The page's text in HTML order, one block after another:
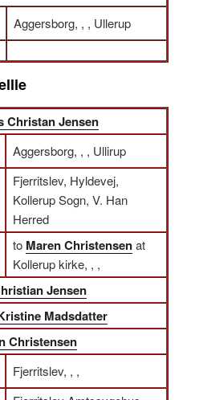
Aggersborg, , , Ullerup
Christan Jensen
Aggersborg, , , Ullirup
Fjerritslev, Hyldevej,
Kollerup Sogn, V. Han
Herred
to Maren Christensenat
Kollerup kirke, , ,
Jensen
Madsdatter
Christensen
Fjerritslev, , ,